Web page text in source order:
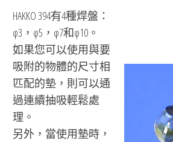
HAKKO 394有4種焊盤：
φ3，φ5，φ7和φ10。
如果您可以使用與要
吸附的物體的尺寸相
匹配的墊，則可以通
過連續抽吸輕鬆處
理。
另外，當使用墊時，